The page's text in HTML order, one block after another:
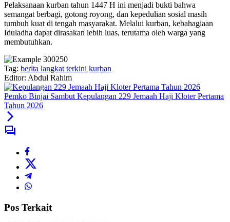
Pelaksanaan kurban tahun 1447 H ini menjadi bukti bahwa
semangat berbagi, gotong royong, dan kepedulian sosial masih
tumbuh kuat di tengah masyarakat. Melalui kurban, kebahagiaan
Iduladha dapat dirasakan lebih luas, terutama oleh warga yang
membutuhkan.
Tag: berita langkat terkini kurban
Editor: Abdul Rahim
Pemko Binjai Sambut Kepulangan 229 Jemaah Haji Kloter Pertama
Tahun 2026
Pos Terkait